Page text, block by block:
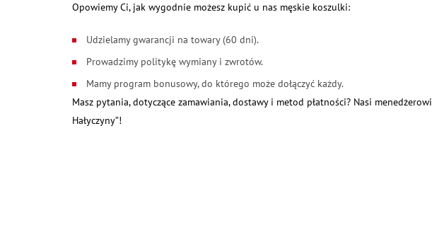
Opowiemy Ci, jak wygodnie możesz kupić u nas męskie koszulki:
Udzielamy gwarancji na towary (60 dni).
Prowadzimy politykę wymiany i zwrotów.
Mamy program bonusowy, do którego może dołączyć każdy.
Masz pytania, dotyczące zamawiania, dostawy i metod płatności? Nasi
Hałyczyny”!